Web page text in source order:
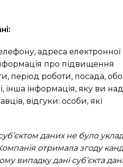
адреса
про підвищення
період роботи, посада,
інша інформація, яку ви
відгуки: особи, які
даних не було
отримала згоду
випадку дані суб’єкта